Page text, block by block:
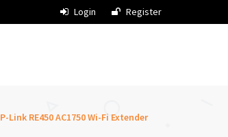
Login Register
Link RE450 AC1750 Wi-Fi Extender